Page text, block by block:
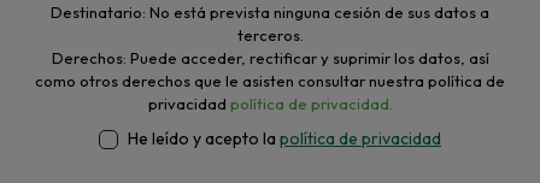
Destinatario: No está prevista ninguna cesión de sus datos a
terceros.
Derechos: Puede acceder, rectificar y suprimir los datos, así
como otros derechos que le asisten consultar nuestra política de
privacidad política de privacidad.
He leído y acepto la política de privacidad